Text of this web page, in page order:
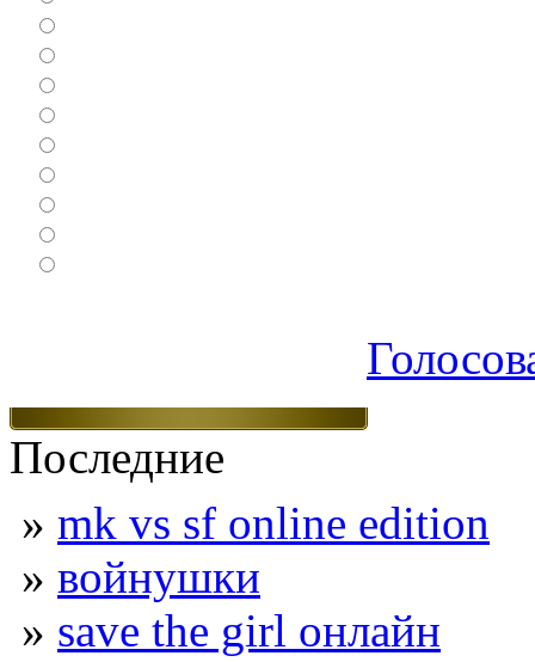
Последние
» mk vs sf online edition
» войнушки
» save the girl онлайн